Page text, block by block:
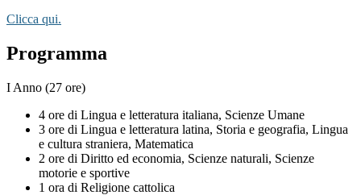
Clicca qui.
Programma
I Anno (27 ore)
4 ore di Lingua e letteratura italiana, Scienze Umane
3 ore di Lingua e letteratura latina, Storia e geografia, Lingua
e cultura straniera, Matematica
2 ore di Diritto ed economia, Scienze naturali, Scienze
motorie e sportive
1 ora di Religione cattolica